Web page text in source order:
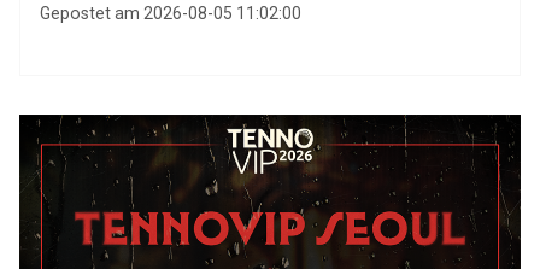
Gepostet am 2026-08-05 11:02:00